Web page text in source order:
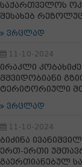
საქართველოს
შესახებ
ვრცლად
11-10-2024
ირაკლი
მშვიდობიანი
ტერიტორიული
ვრცლად
11-10-2024
ბიძინა
ერთ-ერთი
გაერთიანებულ